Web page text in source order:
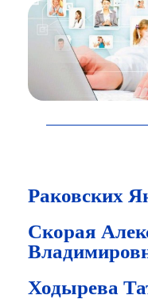
Раковских
Скорая
Ходырева